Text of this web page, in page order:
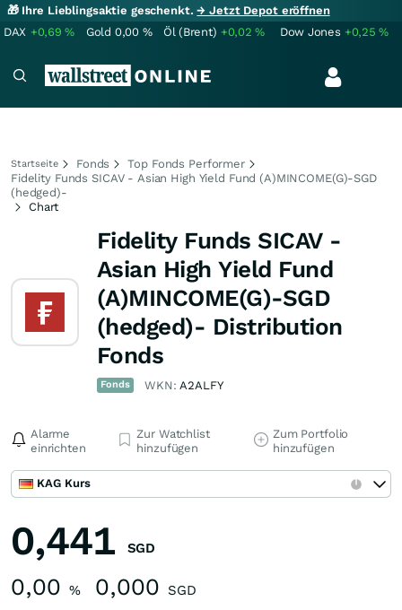
🎁 Ihre Lieblingsaktie geschenkt.→ Jetzt Depot eröffnen
DAX +0,69% Gold 0,00 % Öl (Brent) +0,02% Dow Jones +0,25%
Startseite Fonds
Top Fonds Performer
Fidelity Funds SICAV - Asian High Yield Fund (A)MINCOME(G)-SGD
(hedged)-
Chart
Fidelity Funds SICAV -
Asian High Yield Fund
(A)MINCOME(G)-SGD
(hedged)- Distribution
Fonds
Fonds WKN:A2ALFY
Alarme
einrichten
Zur Watchlist
hinzufügen
Zum Portfolio
hinzufügen
KAG Kurs
0,441 SGD
0,00 % 0,000 SGD